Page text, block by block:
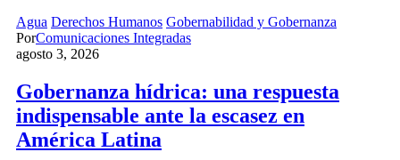
Agua Derechos Humanos Gobernabilidad y Gobernanza
PorComunicaciones Integradas
agosto 3, 2026
Gobernanza hídrica: una respuesta
indispensable ante la escasez en
América Latina